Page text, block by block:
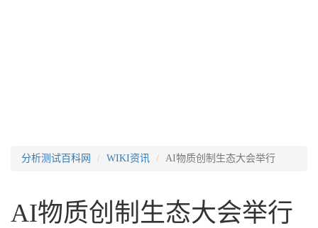
分析测试百科网 WIKI资讯 AI物质创制生态大会举行
AI物质创制生态大会举行